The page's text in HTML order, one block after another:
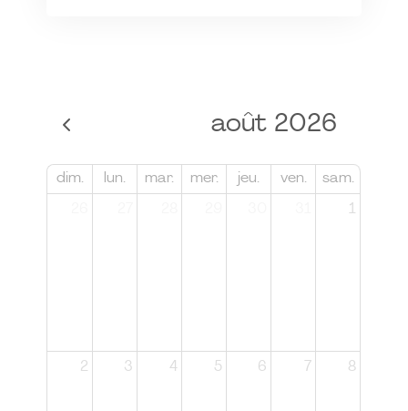
août 2026
dim. lun. mar. mer. jeu. ven. sam.
1
2 3 4 5 6 7 8